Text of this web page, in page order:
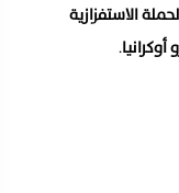
الاستفزازية
.